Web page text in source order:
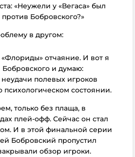
«Неужели у «Вегаса» был
Бобровского?»
в другом:
«Флориды» отчаяние. И вот я
и думаю:
полевых игроков
психологическом состоянии.
только без плаща, в
плей-офф. Сейчас он стал
И в этой финальной серии
Бобровский пропустил
обзор игроки.